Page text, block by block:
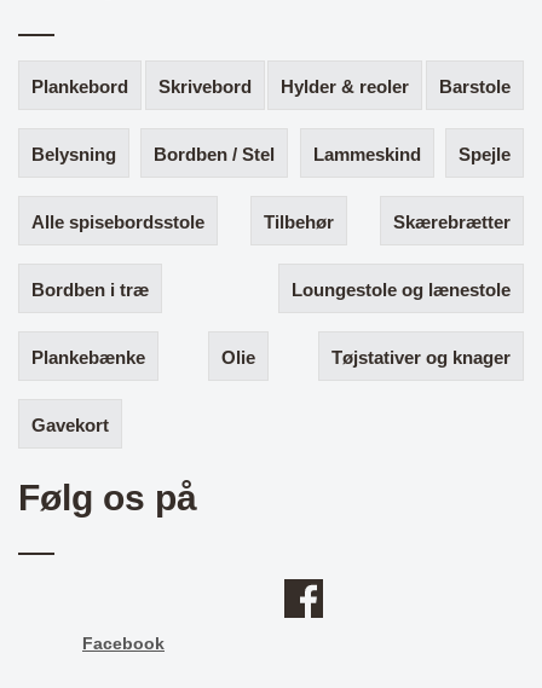
Plankebord Skrivebord Hylder & reoler Barstole
Belysning Bordben / Stel Lammeskind Spejle
Alle spisebordsstole Tilbehør Skærebrætter
Bordben i træ Loungestole og lænestole
Plankebænke Olie Tøjstativer og knager
Gavekort
Følg os på
Facebook